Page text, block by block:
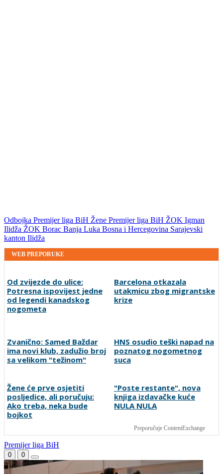
Odbojka Premijer liga BiH Žene Premijer liga BiH ŽOK Igman
Ilidža ŽOK Borac Banja Luka Bosna i Hercegovina Sarajevski
kanton Ilidža
WEB PREPORUKE
Potresna ispovijest jedne
od legendi kanadskog
nogometa
utakmicu zbog migrantske
krize
Zvanično: Samed Baždar
ima novi klub, zadužio broj
sa velikom "težinom"
HNS osudio teški napad na